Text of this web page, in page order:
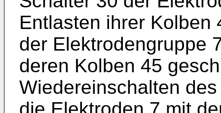
Entlasten ihrer Kolben
der Elektrodengruppe
deren Kolben 45
Wiedereinschalten